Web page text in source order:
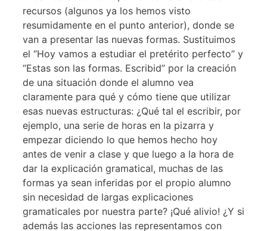
recursos (algunos ya los hemos visto
resumidamente en el punto anterior), donde se
van a presentar las nuevas formas. Sustituimos
el “Hoy vamos a estudiar el pretérito perfecto” y
“Estas son las formas. Escribid” por la creación
de una situación donde el alumno vea
claramente para qué y cómo tiene que utilizar
esas nuevas estructuras: ¿Qué tal el escribir, por
ejemplo, una serie de horas en la pizarra y
empezar diciendo lo que hemos hecho hoy
antes de venir a clase y que luego a la hora de
dar la explicación gramatical, muchas de las
formas ya sean inferidas por el propio alumno
sin necesidad de largas explicaciones
gramaticales por nuestra parte? ¡Qué alivio! ¿Y si
además las acciones las representamos con